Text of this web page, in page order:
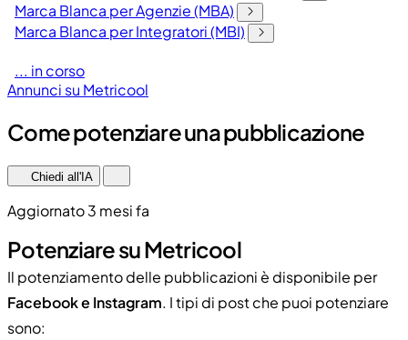
Marca Blanca per Agenzie (MBA)
Marca Blanca per Integratori (MBI)
... in corso
Annunci su Metricool
Come potenziare una pubblicazione
Chiedi all'IA
Aggiornato 3 mesi fa
Potenziare su Metricool
Il potenziamento delle pubblicazioni è disponibile per
Facebook e Instagram. I tipi di post che puoi potenziare
sono: